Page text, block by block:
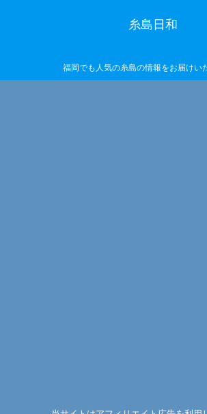
糸島日和
福岡でも人気の糸島の情報をお届けい